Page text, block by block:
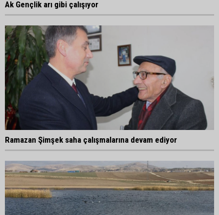
Ak Gençlik arı gibi çalışıyor
Ramazan Şimşek saha çalışmalarına devam ediyor